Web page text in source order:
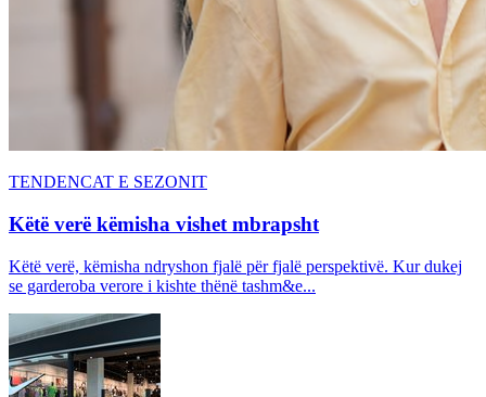
TENDENCAT E SEZONIT
Këtë verë këmisha vishet mbrapsht
Këtë verë, këmisha ndryshon fjalë për fjalë perspektivë. Kur dukej
se garderoba verore i kishte thënë tashm&e...